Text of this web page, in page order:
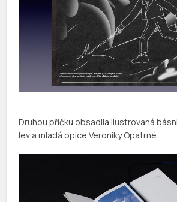
Druhou příčku obsadila ilustrovaná
lev a mladá opice Veroniky Opatrné: